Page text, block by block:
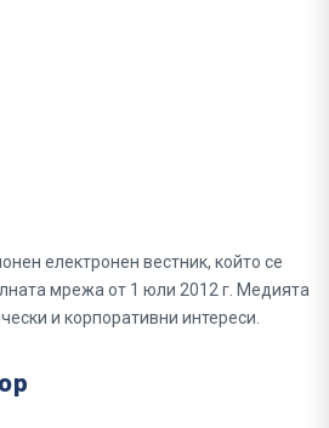
електронен вестник, който се
мрежа от 1 юли 2012 г. Медията
и корпоративни интереси.